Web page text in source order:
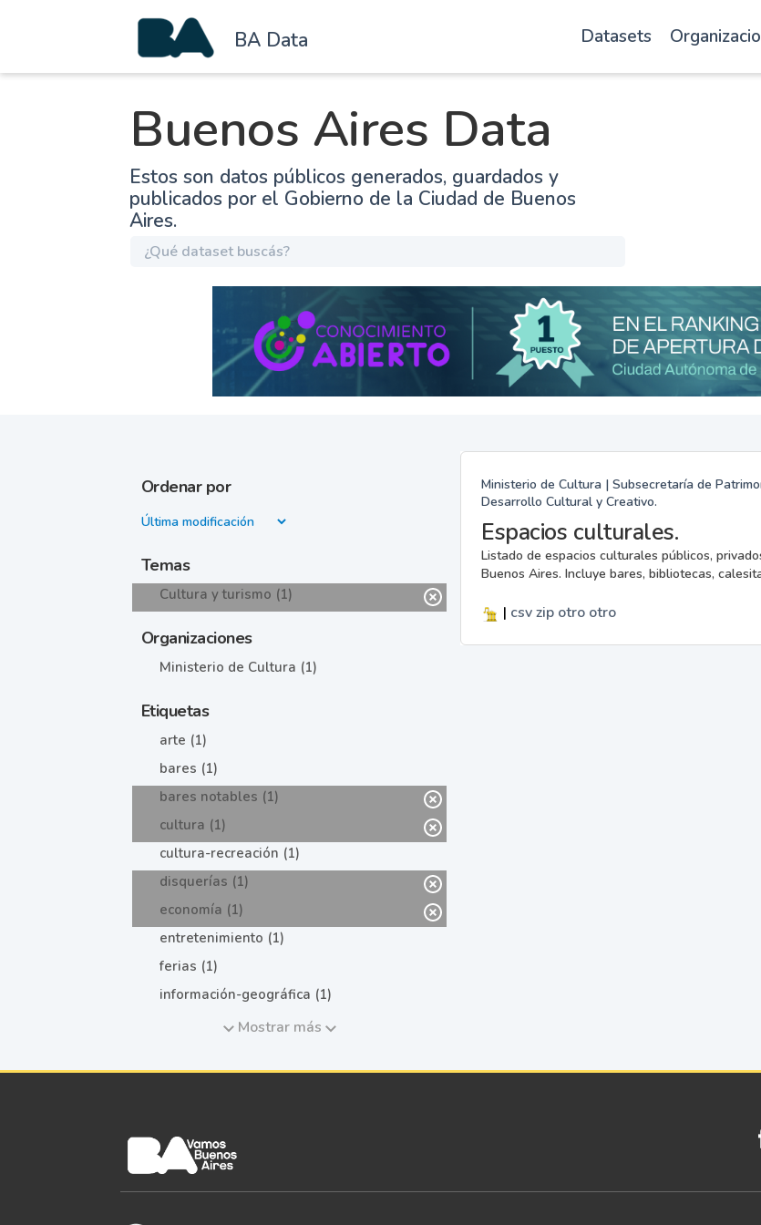
BA Data Datasets
Buenos Aires Data
Estos son datos públicos generados, guardados y
publicados por el Gobierno de la Ciudad de Buenos
Aires.
Ordenar por
Temas
Cultura y turismo (1)
Organizaciones
Ministerio de Cultura (1)
Etiquetas
arte (1)
bares (1)
bares notables (1)
cultura (1)
cultura-recreación (1)
disquerías (1)
economía (1)
entretenimiento (1)
ferias (1)
información-geográfica (1)
Mostrar más
Ministerio de Cultura | Subsecretaría de
Desarrollo Cultural y Creativo.
Espacios culturales.
Listado de espacios culturales públicos,
Buenos Aires. Incluye bares, bibliotecas,
| csvzip otro otro